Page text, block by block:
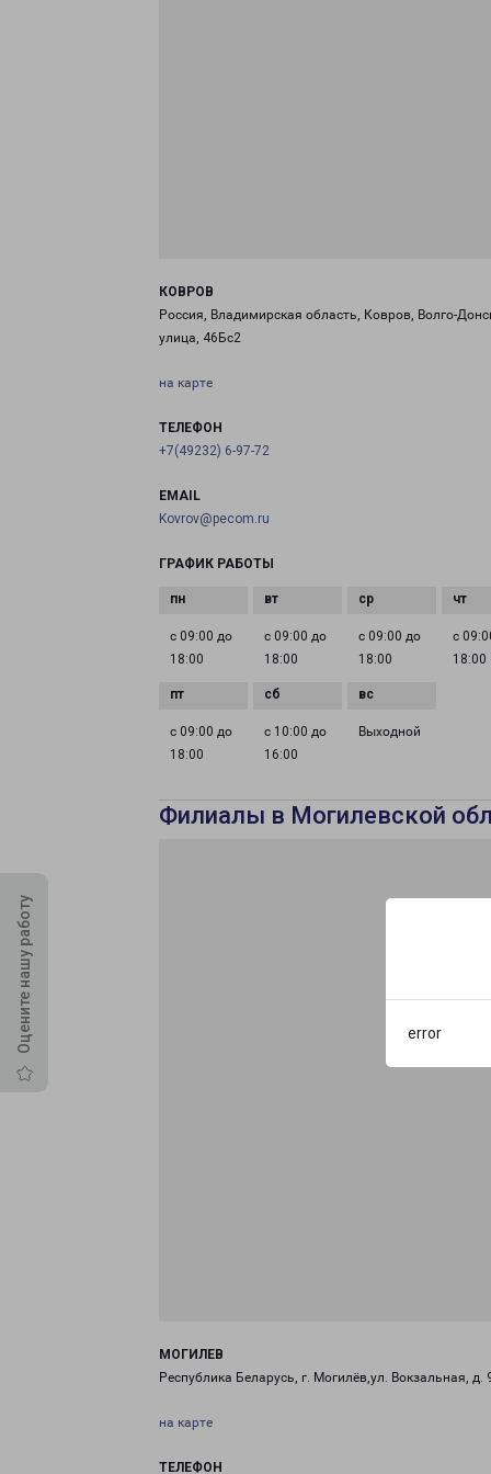
error
Оцените нашу работу
КОВРОВ
Россия, Владимирская область, Ковров, Волго-
улица, 46Бс2
на карте
ТЕЛЕФОН
+7(49232) 6-97-72
EMAIL
Kovrov@pecom.ru
ГРАФИК РАБОТЫ
с 09:00 до
18:00
с 09:00 до
18:00
с 09:00 до
18:00
с
18:00
с 09:00 до
18:00
с 10:00 до
16:00
Выходной
Филиалы в Могилевской
МОГИЛЕВ
Республика Беларусь, г. Могилёв,ул. Вокзальная, д.
на карте
ТЕЛЕФОН